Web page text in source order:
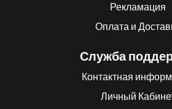
Рекламация
Оплата и
Служба
Контактная
Личный